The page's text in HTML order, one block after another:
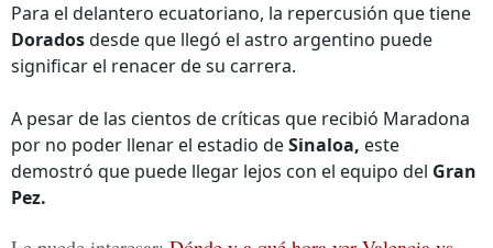
Para el delantero ecuatoriano, la repercusión que tiene
Doradosdesde que llegó el astro argentino puede
significar el renacer de su carrera.
A pesar de las cientos de críticas que recibió Maradona
por no poder llenar el estadio deSinaloa, este
demostró que puede llegar lejos con el equipo del Gran
Pez.